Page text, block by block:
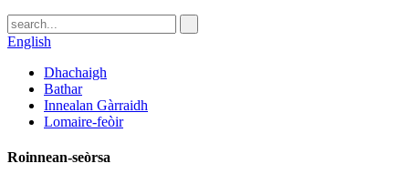
English
Dhachaigh
Bathar
Innealan Gàrraidh
Lomaire-feòir
Roinnean-seòrsa